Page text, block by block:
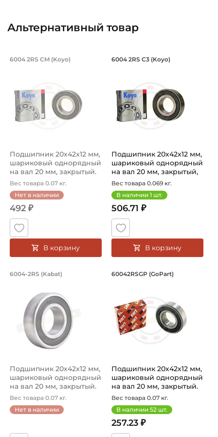
Смазка:
Смазка на весь срок службы
Страна происхождения:
Альтернативный товар
Подшипник 20х42х12 мм, шариковый
6004 2RS CM (Koyo)
Подшипник 20х42х12 мм,
шариковый однорядный
на вал 20 мм, закрытый.
Арт...
Вес товара 0.07 кг.
Нет в наличии
492 ₽
В корзину
Подшипник
6004 2RS C3 (Koyo)
Подшипник 20х42х12 мм,
шариковый однорядный
на вал 20 мм, закрытый,
уве...
Вес товара 0.069 кг.
В наличии 1 шт.
506.71 ₽
В корзину
Подшипник 20х42х12 мм, шариковый
6004-2RS (Kabat)
Подшипник 20х42х12 мм,
шариковый однорядный
на вал 20 мм, закрытый.
Арт...
Вес товара 0.07 кг.
Нет в наличии
Подшипник
60042RSGP (GoPart)
Подшипник 20х42х12 мм,
шариковый однорядный
на вал 20 мм, закрытый.
Арт...
Вес товара 0.07 кг.
В наличии 52 шт.
257.23 ₽